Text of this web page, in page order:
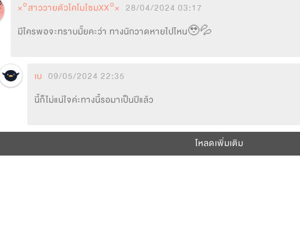
×°สาววายตัวโคโมโซมXX°× 28/04/2024 03:17
มีใครพอจะทราบมั้ยคะว่า ทางนักวาดหายไปไหน🥹💦
เบ 09/05/2024 22:35
นี้ก็ไม่แน่ใจค่ะทางนี้รอมาเป็นปีแล้ว
โหลดเพิ่มเติม